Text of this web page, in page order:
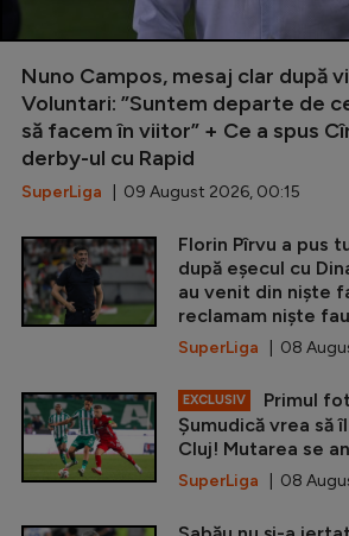
Nuno Campos, mesaj clar după
Voluntari: ”Suntem departe de
să facem în viitor” + Ce a spus
derby-ul cu Rapid
SuperLiga | 09 August 2026, 00:15
Florin Pîrvu a pus
după eșecul cu
au venit din niște
reclamam niște
SuperLiga | 08
EXCLUSIV
Primul
Șumudică vrea să
Cluj! Mutarea se
SuperLiga | 08